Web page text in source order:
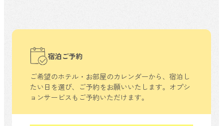
宿泊ご予約
ご希望のホテル・お部屋のカレンダーから、 宿泊し
たい日を選び、ご予約をお願いいたします。 オプシ
ョンサービスもご予約いただけます。